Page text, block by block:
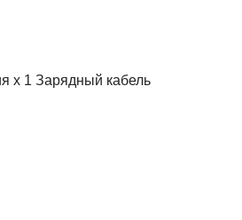
x 1 Зарядный кабель